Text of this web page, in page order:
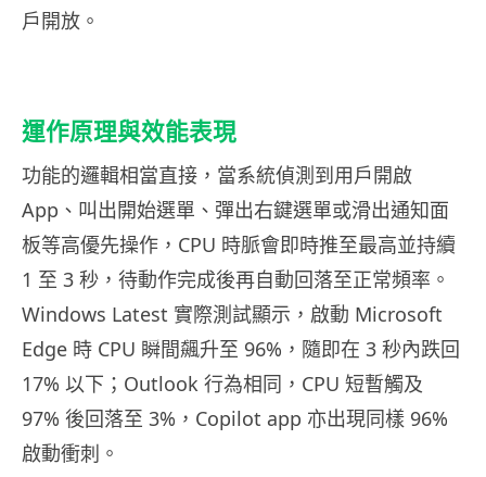
戶開放。
運作原理與效能表現
功能的邏輯相當直接，當系統偵測到用戶開啟
App、叫出開始選單、彈出右鍵選單或滑出通知面
板等高優先操作，CPU 時脈會即時推至最高並持續
1 至 3 秒，待動作完成後再自動回落至正常頻率。
Windows Latest 實際測試顯示，啟動 Microsoft
Edge 時 CPU 瞬間飆升至 96%，隨即在 3 秒內跌回
17% 以下；Outlook 行為相同，CPU 短暫觸及
97% 後回落至 3%，Copilot app 亦出現同樣 96%
啟動衝刺。